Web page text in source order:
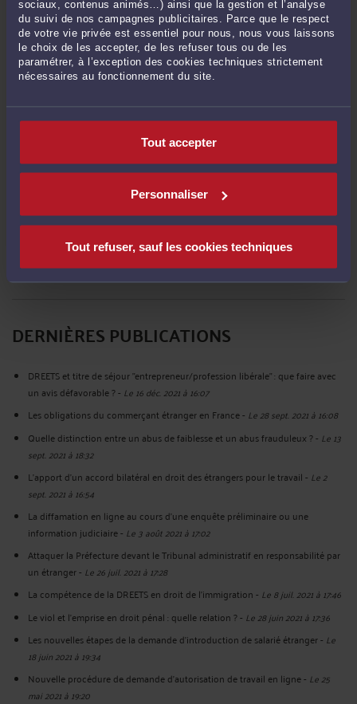
sociaux, contenus animés…) ainsi que la gestion et l’analyse
du suivi de nos campagnes publicitaires. Parce que le respect
de votre vie privée est essentiel pour nous, nous vous laissons
le choix de les accepter, de les refuser tous ou de les
paramétrer, à l’exception des cookies techniques strictement
nécessaires au fonctionnement du site.
Tout accepter
Personnaliser
Tout refuser, sauf les cookies techniques
CONTACTER ME GILLIOEN
PRENDRE RDV EN CABINET
CONSULTER PAR VIDÉO
CONSULTER PAR TÉLÉPHONE
POSER UNE QUESTION ÉCRITE
DERNIÈRES PUBLICATIONS
DREETS et titre de séjour "entrepreneur/profession libérale" : que faire avec
un avis défavorable ?- Le 16 déc. 2021 à 16:07
Les obligations du commerçant étranger en France- Le 28 sept. 2021 à 16:08
Quelle distinction entre un abus de faiblesse et un abus frauduleux ?- Le 13
sept. 2021 à 18:32
L'apport d'un accord bilatéral en droit des étrangers pour le travail- Le 2
sept. 2021 à 16:54
La diffamation en ligne au cours d'une enquête préliminaire ou une
information judiciaire- Le 3 août 2021 à 17:02
Attaquer la Préfecture devant le Tribunal administratif en responsabilité par
un étranger- Le 26 juil. 2021 à 17:28
La compétence de la DREETS en droit de l'immigration- Le 8 juil. 2021 à 17:46
Le viol et l'emprise en droit pénal : quelle relation ?- Le 28 juin 2021 à 17:36
Les nouvelles étapes de la demande d'introduction de salarié étranger- Le
18 juin 2021 à 19:34
Nouvelle procédure de demande d'autorisation de travail en ligne- Le 25
mai 2021 à 19:20